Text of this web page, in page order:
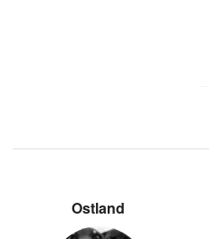
Ostland